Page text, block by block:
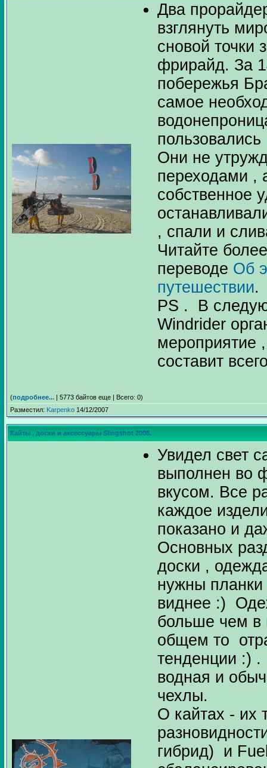
Два
взглянуть
сновой точки
фрирайд. За
побережья
самое
Они не
переходами ,
собственное
, спали и
Читайте
переводе Об
путешествии.
PS . В
Windrider
мероприятие
составит
(подробнее... | 5773 байтов еще | Всего: 0)
Разместил: Karpenko 14/12/2007
Кайты , доски и аксессуары Slingshot 2008.
Увидел свет
выполнен во
вкусом. Все
каждое
показано и
Основных
доски ,
нужны планки
виднее :)
больше чем в
общем то
тенденции :)
водная и
чехлы.
О кайтах - их
гибрид) и